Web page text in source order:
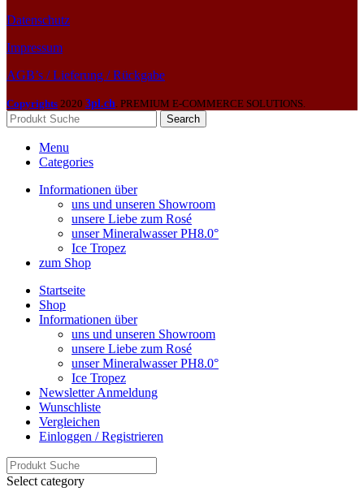
Datenschutz
Impressum
AGB’s / Lieferung / Rückgabe
Copyrights 2020 3pl.ch . PREMIUM E-COMMERCE SOLUTIONS.
Search
Menu
Categories
Informationen über
uns und unseren Showroom
unsere Liebe zum Rosé
unser Mineralwasser PH8.0°
Ice Tropez
zum Shop
Startseite
Shop
Informationen über
uns und unseren Showroom
unsere Liebe zum Rosé
unser Mineralwasser PH8.0°
Ice Tropez
Newsletter Anmeldung
Wunschliste
Vergleichen
Einloggen / Registrieren
Select category